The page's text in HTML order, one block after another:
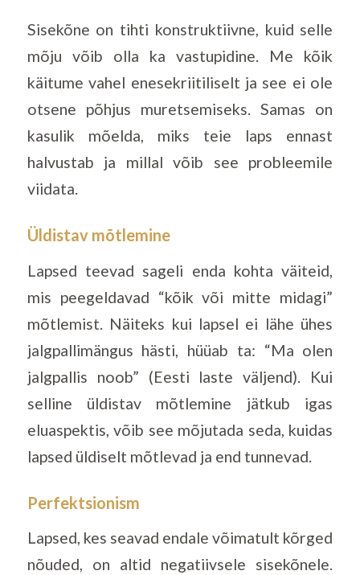
Sisekõne on tihti konstruktiivne, kuid selle
mõju võib olla ka vastupidine. Me kõik
käitume vahel enesekriitiliselt ja see ei ole
otsene põhjus muretsemiseks. Samas on
kasulik mõelda, miks teie laps ennast
halvustab ja millal võib see probleemile
viidata.
Üldistav mõtlemine
Lapsed teevad sageli enda kohta väiteid,
mis peegeldavad “kõik või mitte midagi”
mõtlemist. Näiteks kui lapsel ei lähe ühes
jalgpallimängus hästi, hüüab ta: “Ma olen
jalgpallis noob” (Eesti laste väljend). Kui
selline üldistav mõtlemine jätkub igas
eluaspektis, võib see mõjutada seda, kuidas
lapsed üldiselt mõtlevad ja end tunnevad.
Perfektsionism
Lapsed, kes seavad endale võimatult kõrged
nõuded, on altid negatiivsele sisekõnele.